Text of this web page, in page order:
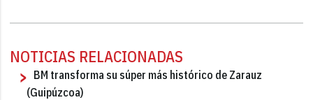
NOTICIAS RELACIONADAS
BM transforma su súper más histórico de Zarauz
(Guipúzcoa)